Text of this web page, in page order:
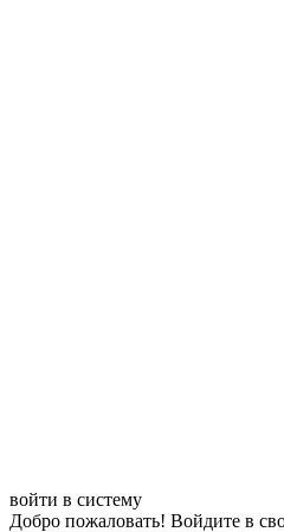
войти в систему
Добро пожаловать! Войдите в